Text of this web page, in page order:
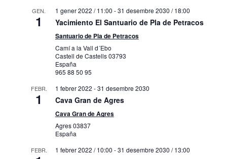
GEN.
1
1 gener 2022 / 11:00 -31 desembre 2030 / 18:00
Yacimiento El Santuario de Pla de Petracos
Santuario de Pla de Petracos
Camí a la Vall d´Ebo
Castell de Castells03793
España
965 88 50 95
FEBR.
1
1 febrer 2022 -31 desembre 2030
Cava Gran de Agres
Cava Gran de Agres
Agres03837
España
FEBR. 1 febrer 2022 / 10:00 -31 desembre 2030 / 13:00